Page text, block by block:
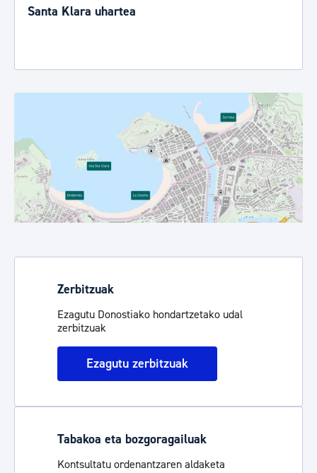
Santa Klara uhartea
Zerbitzuak
Ezagutu Donostiako hondartzetako udal
zerbitzuak
Ezagutu zerbitzuak
Tabakoa eta bozgoragailuak
Kontsultatu ordenantzaren aldaketa